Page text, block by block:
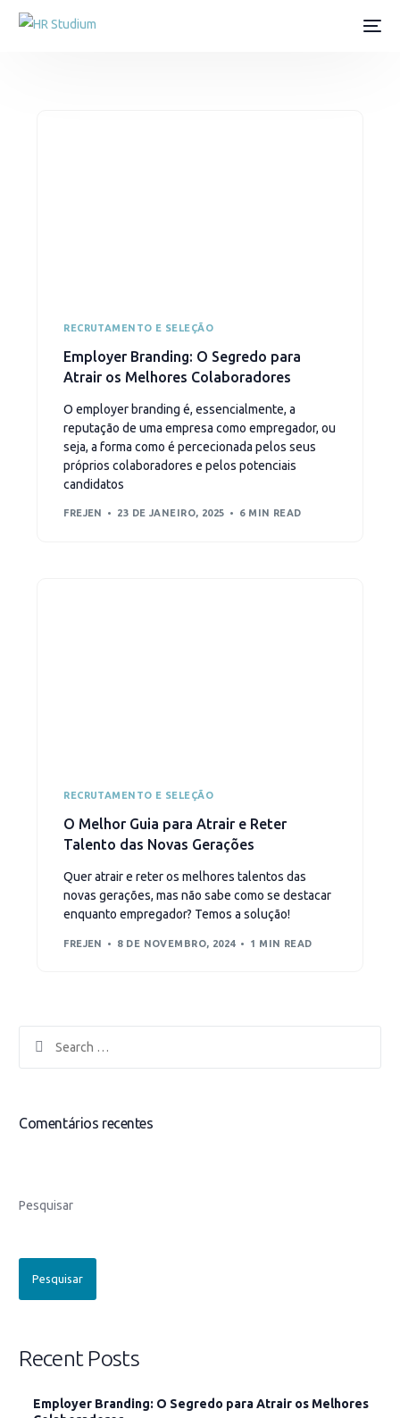
RECRUTAMENTO E SELEÇÃO
Employer Branding: O Segredo para
Atrair os Melhores Colaboradores
O employer branding é, essencialmente, a
reputação de uma empresa como empregador, ou
seja, a forma como é percecionada pelos seus
próprios colaboradores e pelos potenciais
candidatos
FREJEN 23 DE JANEIRO, 2025 6 MIN READ
RECRUTAMENTO E SELEÇÃO
O Melhor Guia para Atrair e Reter
Talento das Novas Gerações
Quer atrair e reter os melhores talentos das
novas gerações, mas não sabe como se destacar
enquanto empregador? Temos a solução!
FREJEN 8 DE NOVEMBRO, 2024 1 MIN READ
Comentários recentes
Pesquisar
Pesquisar
Recent Posts
Employer Branding: O Segredo para Atrair os Melhores